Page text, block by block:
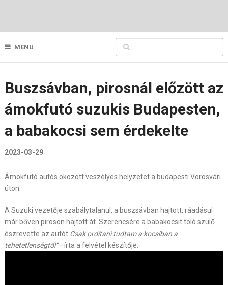
MENU
Buszsávban, pirosnál előzött az
ámokfutó suzukis Budapesten,
a babakocsi sem érdekelte
2023-03-29
Ámokfutó autós okozott veszélyes helyzetet a budapesti Vörösvári
úton.
A Suzuki vezetője szabálytalanul, a buszsávban hajtott, ráadásul
már bőven piroson hajtott át. Szerencsére a babakocsit toló szülő
észrevette az autót. Csak ordítani tudtam a kocsiban a
tehetetlenségtől”– írta a felvétel készítője.